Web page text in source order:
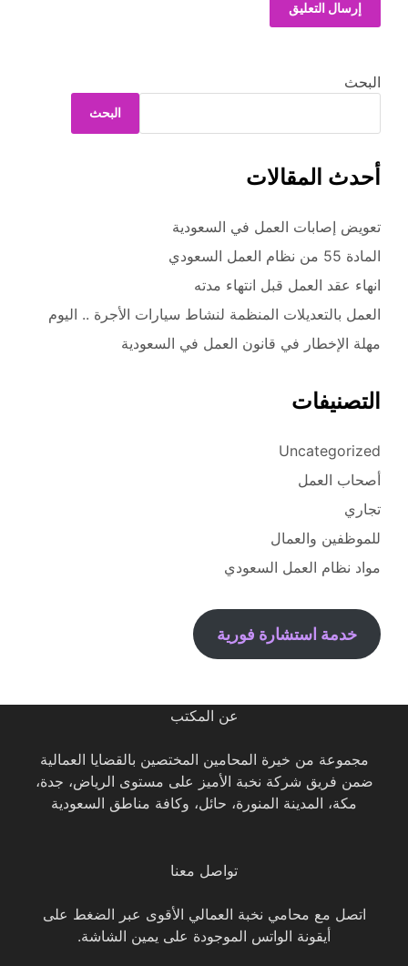
البحث
البحث
أحدث المقالات
تعويض إصابات العمل في السعودية
المادة 55 من نظام العمل السعودي
انهاء عقد العمل قبل انتهاء مدته
العمل بالتعديلات المنظمة لنشاط سيارات الأجرة .. اليوم
مهلة الإخطار في قانون العمل في السعودية
التصنيفات
Uncategorized
أصحاب العمل
تجاري
للموظفين والعمال
مواد نظام العمل السعودي
خدمة استشارة فورية
عن المكتب
مجموعة من خيرة المحامين المختصين بالقضايا العمالية
ضمن فريق شركة نخبة الأميز على مستوى الرياض، جدة،
مكة، المدينة المنورة، حائل، وكافة مناطق السعودية
تواصل معنا
اتصل مع محامي نخبة العمالي الأقوى عبر الضغط على
أيقونة الواتس الموجودة على يمين الشاشة.